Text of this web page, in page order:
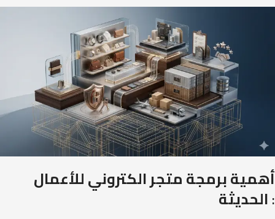
أهمية برمجة متجر الكتروني للأعمال
: